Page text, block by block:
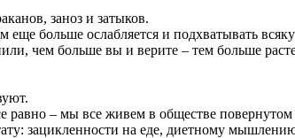
заноз и затыков.
больше ослабляется и подхватывать
больше вы и верите – тем больше
– мы все живем в обществе
зацикленности на еде, диетному